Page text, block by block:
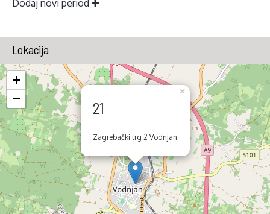
Dodaj novi period
Lokacija
21
Zagrebački trg 2 Vodnjan
×
+
−